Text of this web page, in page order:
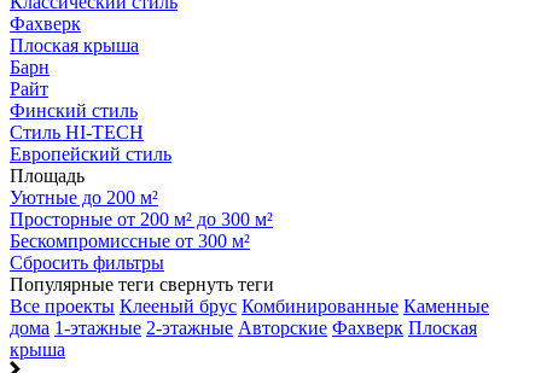
Фахверк
Плоская крыша
Барн
Райт
Финский стиль
Стиль HI-TECH
Европейский стиль
Площадь
Уютные до 200 м²
Просторные от 200 м² до 300 м²
Бескомпромиссные от 300 м²
Сбросить фильтры
Популярные теги свернуть теги
Все проекты Клееный брус Комбинированные Каменные
дома 1-этажные 2-этажные Авторские Фахверк Плоская
крыша